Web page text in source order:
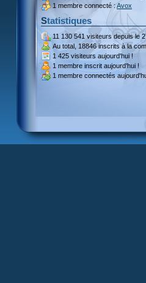
1 membre connecté :Avox
Statistiques
11 130 541 visiteursdepuis le
Au total, 18846 inscritsà la
1 425 visiteurs aujourd'hui !
1 membre inscrit aujourd'hui !
1 membre connectés